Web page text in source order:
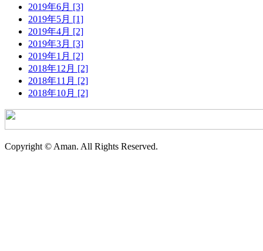
2019年6月 [3]
2019年5月 [1]
2019年4月 [2]
2019年3月 [3]
2019年1月 [2]
2018年12月 [2]
2018年11月 [2]
2018年10月 [2]
Copyright © Aman. All Rights Reserved.